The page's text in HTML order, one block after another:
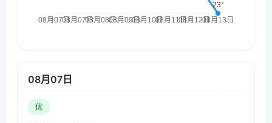
08月07日
优